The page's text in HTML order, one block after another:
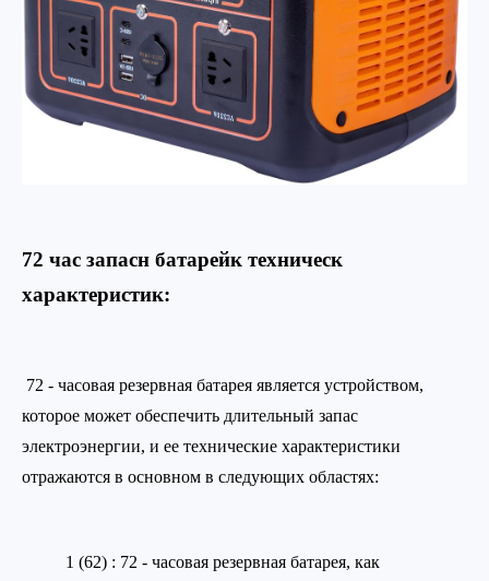
72 час запасн батарейк техническ
характеристик:
72 - часовая резервная батарея является устройством,
которое может обеспечить длительный запас
электроэнергии, и ее технические характеристики
отражаются в основном в следующих областях:
1 (62) : 72 - часовая резервная батарея, как